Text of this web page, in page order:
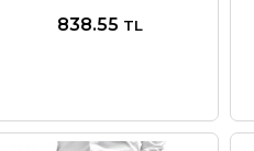
838.55 TL